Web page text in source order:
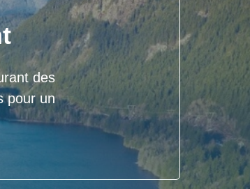
des
pour un